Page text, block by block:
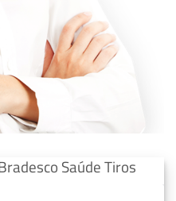
Saúde Tiros